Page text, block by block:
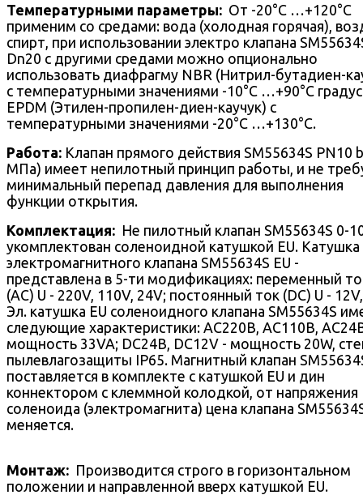
Температурными параметры: От -20°С …+120°С
применим со средами: вода (холодная горячая),
спирт, при использовании электро клапана
Dn20 с другими средами можно опционально
использовать диафрагму NBR (Нитрил-бутадиен-
с температурными значениями -10°С …+90°С
EPDM (Этилен-пропилен-диен-каучук) c
температурными значениями -20°С …+130°С.
Работа: Клапан прямого действия SM55634S PN10
МПа) имеет непилотный принцип работы, и не
минимальный перепад давления для выполнения
функции открытия.
Комплектация: Не пилотный клапан SM55634S 0-
укомплектован соленоидной катушкой EU. Катушка
электромагнитного клапана SM55634S EU -
представлена в 5-ти модификациях: переменный
(AC) U - 220V, 110V, 24V; постоянный ток (DC) U -
Эл. катушка EU соленоидного клапана SM55634S
следующие характеристики: AC220В, AC110В,
мощность 33VA; DC24В, DC12V - мощность 20W,
пылевлагозащиты IP65. Магнитный клапан
поставляется в комплекте с катушкой EU и дин
коннектором с клеммной колодкой, от напряжения
соленоида (электромагнита) цена клапана
меняется.
Монтаж: Производится строго в горизонтальном
положении и направленной вверх катушкой EU.